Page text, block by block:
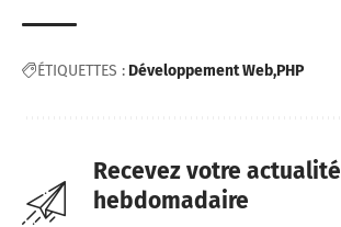
ÉTIQUETTES : Développement Web PHP
Recevez votre actualité
hebdomadaire